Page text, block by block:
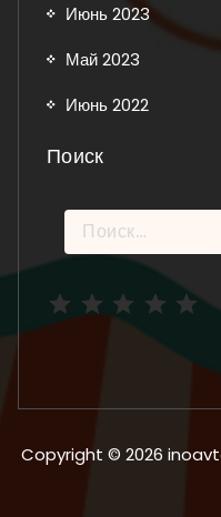
Июнь 2023
Май 2023
Июнь 2022
Поиск
Найти:
Copyright © 2026